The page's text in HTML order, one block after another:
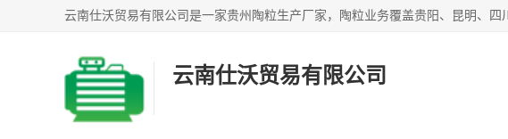
云南仕沃贸易有限公司